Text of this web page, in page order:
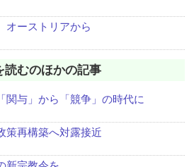
ーストリアから
読むのほかの記事
関与」から「競争」の時代に
策再構築へ対露接近